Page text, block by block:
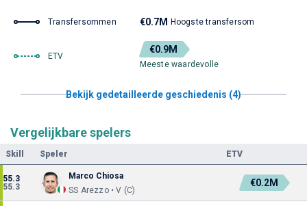
Transfersommen €0.7M Hoogste transfersom
ETV
€0.9M
Meeste waardevolle
Bekijk gedetailleerde geschiedenis (4)
Vergelijkbare spelers
Skill Speler ETV
55.3
55.3
Marco Chiosa
SS Arezzo • V (C)
€0.2M